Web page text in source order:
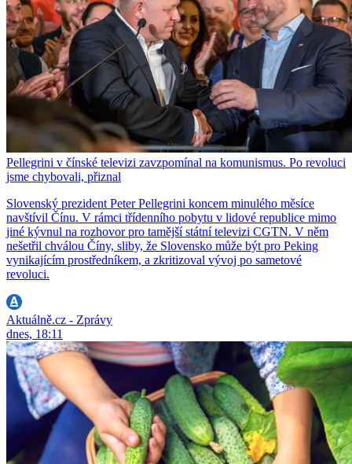
Pellegrini v čínské televizi zavzpomínal na komunismus. Po revoluci
jsme chybovali, přiznal
Slovenský prezident Peter Pellegrini koncem minulého měsíce
navštívil Čínu. V rámci třídenního pobytu v lidové republice mimo
jiné kývnul na rozhovor pro tamější státní televizi CGTN. V něm
nešetřil chválou Číny, sliby, že Slovensko může být pro Peking
vynikajícím prostředníkem, a zkritizoval vývoj po sametové
revoluci.
Aktuálně.cz - Zprávy
dnes, 18:11